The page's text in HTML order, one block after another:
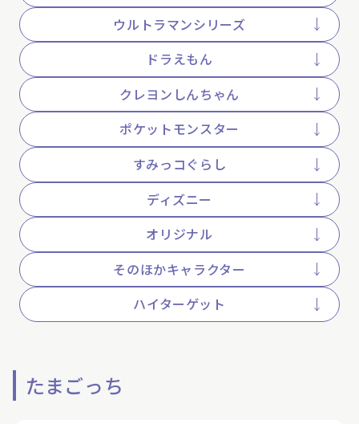
ウルトラマンシリーズ
ドラえもん
クレヨンしんちゃん
ポケットモンスター
すみっコぐらし
ディズニー
オリジナル
そのほかキャラクター
ハイターゲット
たまごっち